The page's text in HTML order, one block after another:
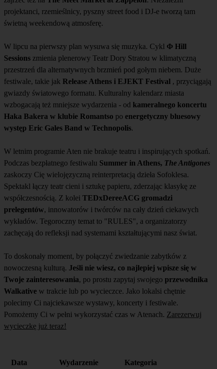
projektanci, rzemieślnicy, pyszny street food i DJ-e tworzą tam
świetną weekendową atmosferę.
W lipcu na pierwszy plan wysuwa się muzyka. Cykl Φ Hill
Sessions zmienia plenerowy Teatr Dory Stratou w klimatyczną
przestrzeń dla alternatywnych brzmień pod gołym niebem. Duże
festiwale, takie jak Release Athens i EJEKT Festival , przyciągają
gwiazdy światowego formatu. Kulturalny kalendarz miasta
wzbogacają też mniejsze wydarzenia - od kameralnego koncertu
Haka Bakera w klubie Romantso po energetyczny bluesowy
występ Eric Gales Band w Technopolis.
W letnim programie Aten nie brakuje teatru i inspirujących spotkań.
Podczas bezpłatnego festiwalu Summer in Athens, The Antigones
zaskoczy Cię wielojęzyczną reinterpretacją dzieła Sofoklesa.
Spektakl łączy teatr cieni i sztukę papieru, zderzając klasykę ze
współczesnością. Z kolei TEDxDereeACG gromadzi
prelegentów, innowatorów i twórców na cały dzień ciekawych
wykładów. Tegoroczny temat to "RULES", a organizatorzy
zachęcają do refleksji nad systemami kształtującymi nasz świat.
To doskonały moment, by połączyć zwiedzanie zabytków z
nowoczesną kulturą. Jeśli nie wiesz, co najlepiej wpisze się w
Twoje zainteresowania, po prostu zapytaj swojego przewodnika
Walkative w trakcie lub po wycieczce. Jako lokalsi chętnie
polecimy Ci najciekawsze wystawy, koncerty i festiwale.
Pomożemy Ci w pełni wykorzystać czas w Atenach. Zarezerwuj
wycieczkę już teraz!
Data Wydarzenie Kategoria